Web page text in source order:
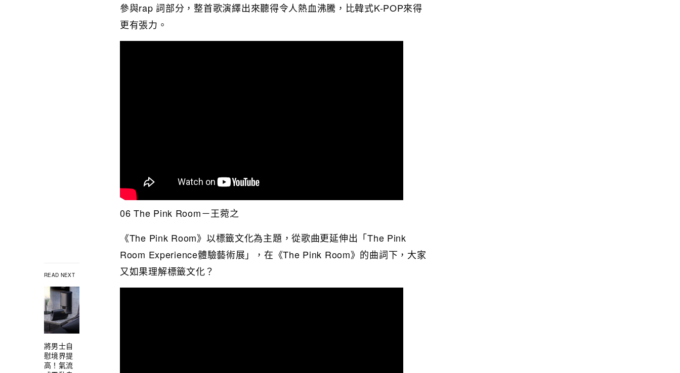
READ NEXT
將男士自
慰境界提
高！氣流
參與rap 詞部分，整首歌演繹出來聽得令人熱血沸騰，比韓式K-POP來得
更有張力。
06 The Pink Room－王菀之
《The Pink Room》以標籤文化為主題，從歌曲更延伸出「The Pink
Room Experience體驗藝術展」，在《The Pink Room》的曲詞下，大家
又如果理解標籤文化？